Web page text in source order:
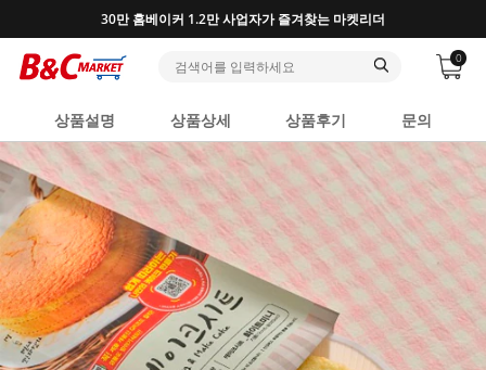
30만 홈베이커 1.2만 사업자가 즐겨찾는 마켓리더
0
상품설명 상품상세 상품후기 문의